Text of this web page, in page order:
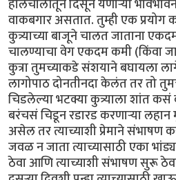
हालचालींंतून दिसून येणाऱ्या
वाकबगार असतात. तुम्ही एक
कुत्र्याच्या बाजूने चालत जाताना
चालण्याचा वेग एकदम कमी (किंवा
कुत्रा तुमच्याकडे संशयाने बघायला
लागोपाठ दोनतीनदा केलंत तर तो
चिडलेल्या भटक्या कुत्र्याला शांत
बरंचसं चिडून रडारड करणाऱ्या
असेल तर त्याच्याशी प्रेमाने संभाषण
जवळ न जाता त्याच्यासाठी एका
ठेवा आणि त्याच्याशी संभाषण सुरू